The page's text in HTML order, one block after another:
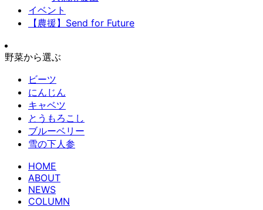
イベント
【農援】Send for Future
野菜から選ぶ
ビーツ
にんじん
キャベツ
とうもろこし
ブルーベリー
雪の下人参
HOME
ABOUT
NEWS
COLUMN